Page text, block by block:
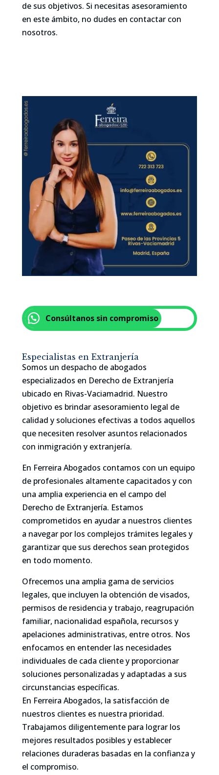
de sus objetivos. Si necesitas asesoramiento
en este ámbito, no dudes en contactar con
nosotros.
Consúltanos sin compromiso
Especialistas en Extranjería
Somos un despacho de abogados
especializados en Derecho de Extranjería
ubicado en Rivas-Vaciamadrid. Nuestro
objetivo es brindar asesoramiento legal de
calidad y soluciones efectivas a todos aquellos
que necesiten resolver asuntos relacionados
con inmigración y extranjería.
En Ferreira Abogados contamos con un equipo
de profesionales altamente capacitados y con
una amplia experiencia en el campo del
Derecho de Extranjería. Estamos
comprometidos en ayudar a nuestros clientes
a navegar por los complejos trámites legales y
garantizar que sus derechos sean protegidos
en todo momento.
Ofrecemos una amplia gama de servicios
legales, que incluyen la obtención de visados,
permisos de residencia y trabajo, reagrupación
familiar, nacionalidad española, recursos y
apelaciones administrativas, entre otros. Nos
enfocamos en entender las necesidades
individuales de cada cliente y proporcionar
soluciones personalizadas y adaptadas a sus
circunstancias específicas.
En Ferreira Abogados, la satisfacción de
nuestros clientes es nuestra prioridad.
Trabajamos diligentemente para lograr los
mejores resultados posibles y establecer
relaciones duraderas basadas en la confianza y
el compromiso.